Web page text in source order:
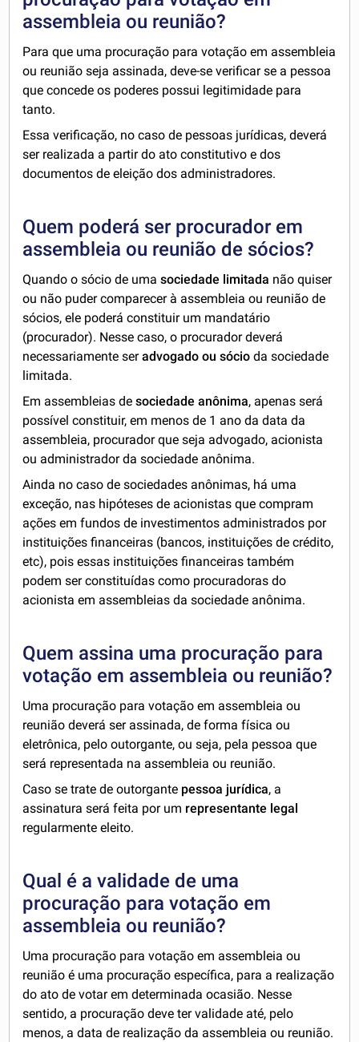
assembleia ou reunião?
Para que uma procuração para votação em assembleia
ou reunião seja assinada, deve-se verificar se a pessoa
que concede os poderes possui legitimidade para
tanto.
Essa verificação, no caso de pessoas jurídicas, deverá
ser realizada a partir do ato constitutivo e dos
documentos de eleição dos administradores.
Quem poderá ser procurador em
assembleia ou reunião de sócios?
Quando o sócio de umasociedade limitada não quiser
ou não puder comparecer à assembleia ou reunião de
sócios, ele poderá constituir um mandatário
(procurador). Nesse caso, o procurador deverá
necessariamente seradvogado ou sócioda sociedade
limitada.
Em assembleias desociedade anônima, apenas será
possível constituir, em menos de 1 ano da data da
assembleia, procurador que seja advogado, acionista
ou administrador da sociedade anônima.
Ainda no caso de sociedades anônimas, há uma
exceção, nas hipóteses de acionistas que compram
ações em fundos de investimentos administrados por
instituições financeiras (bancos, instituições de crédito,
etc), pois essas instituições financeiras também
podem ser constituídas como procuradoras do
acionista em assembleias da sociedade anônima.
Quem assina uma procuração para
votação em assembleia ou reunião?
Uma procuração para votação em assembleia ou
reunião deverá ser assinada, de forma física ou
eletrônica, pelo outorgante, ou seja, pela pessoa que
será representada na assembleia ou reunião.
Caso se trate de outorgante pessoa jurídica, a
assinatura será feita por um representante legal
regularmente eleito.
Qual é a validade de uma
procuração para votação em
assembleia ou reunião?
Uma procuração para votação em assembleia ou
reunião é uma procuração específica, para a realização
do ato de votar em determinada ocasião. Nesse
sentido, a procuração deve ter validade até, pelo
menos, a data de realização da assembleia ou reunião.